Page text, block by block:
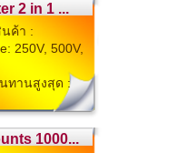
2 in 1 ...
นค้า :
250V, 500V,
ทานสูงสุด :
1000...